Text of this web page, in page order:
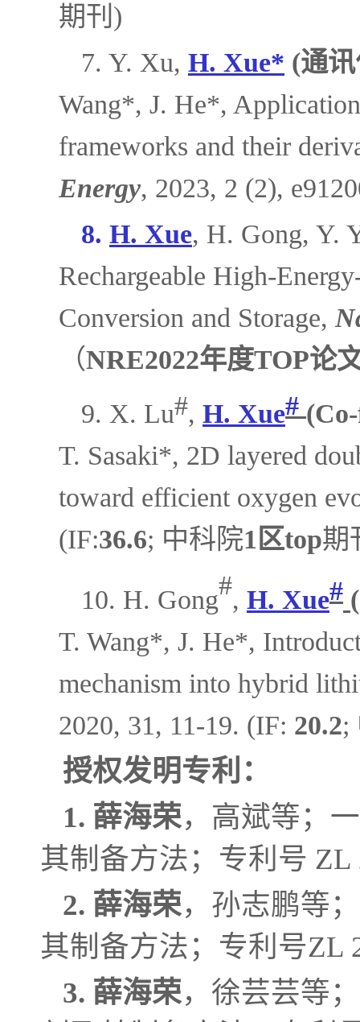
期刊)
7. Y. Xu, H. Xue* (通
Wang*, J. He*,
frameworks and their
Energy, 2023, 2 (2),
8. H. Xue, H. Gong, Y.
Rechargeable High-
Conversion and Storage,
（NRE2022年度TOP论
9. X. Lu#, H. Xue#
T. Sasaki*, 2D layered
toward efficient oxygen
(IF:36.6; 中科院1区top
10. H. Gong#, H. Xue#
T. Wang*, J. He*,
mechanism into hybrid
2020, 31, 11-19. (IF: 20.2;
授权发明专利：
1. 薛海荣，高斌等；
其制备方法；专利号 ZL
2. 薛海荣，孙志鹏等
其制备方法；专利号ZL
3. 薛海荣，徐芸芸等